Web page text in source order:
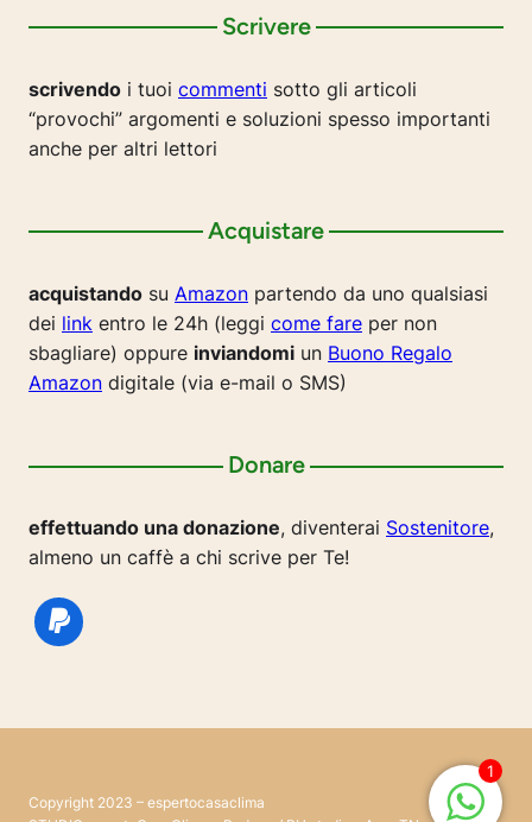
Scrivere
scrivendo i tuoi commenti sotto gli articoli
“provochi” argomenti e soluzioni spesso importanti
anche per altri lettori
Acquistare
acquistando su Amazon partendo da uno qualsiasi
dei link entro le 24h (leggi come fare per non
sbagliare) oppure inviandomi un Buono Regalo
Amazon digitale (via e-mail o SMS)
Donare
effettuando una donazione, diventerai Sostenitore,
almeno un caffè a chi scrive per Te!
Copyright 2023 – espertocasaclima
1